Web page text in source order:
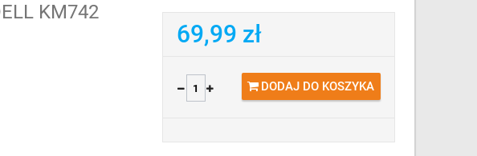
KM742
69,99 zł
DODAJ DO KOSZYKA